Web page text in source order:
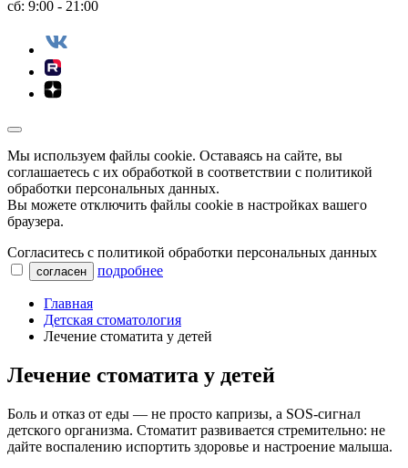
сб: 9:00 - 21:00
Мы используем файлы сookie. Оставаясь на сайте, вы
соглашаетесь с их обработкой в соответствии с политикой
обработки персональных данных.
Вы можете отключить файлы cookie в настройках вашего
браузера.
Согласитесь с политикой обработки персональных данных
согласен подробнее
Главная
Детская стоматология
Лечение стоматита у детей
Лечение стоматита у детей
Боль и отказ от еды — не просто капризы, а SOS-сигнал
детского организма. Стоматит развивается стремительно: не
дайте воспалению испортить здоровье и настроение малыша.